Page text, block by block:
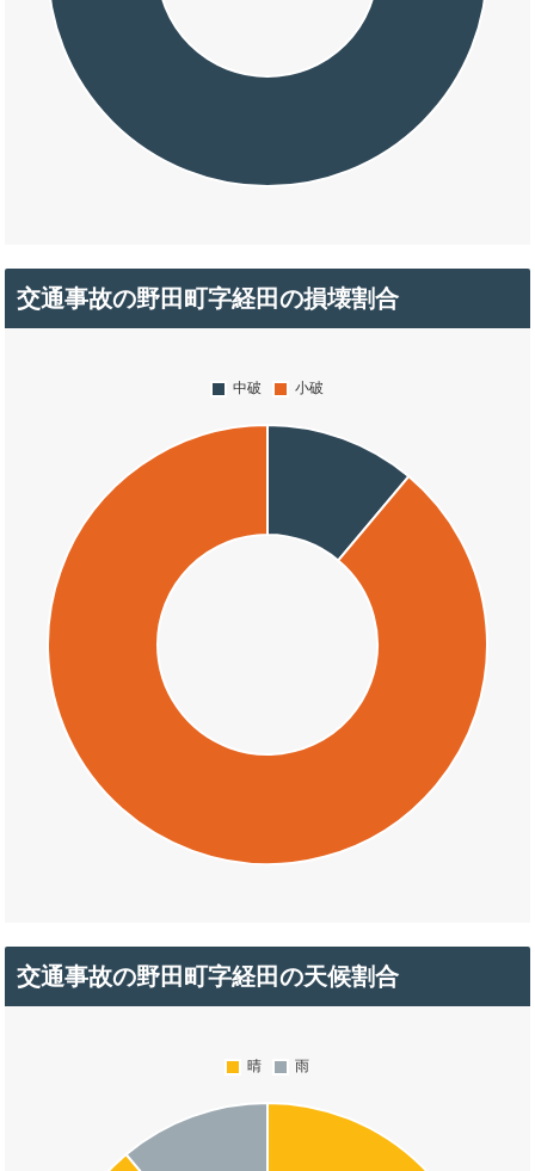
交通事故の野田町字経田の損壊割合
交通事故の野田町字経田の天候割合